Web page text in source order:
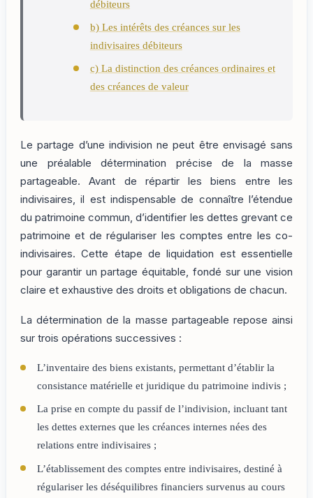
débiteurs
b) Les intérêts des créances sur les
indivisaires débiteurs
c) La distinction des créances ordinaires et
des créances de valeur
Le partage d’une indivision ne peut être envisagé sans
une préalable détermination précise de la masse
partageable. Avant de répartir les biens entre les
indivisaires, il est indispensable de connaître l’étendue
du patrimoine commun, d’identifier les dettes grevant ce
patrimoine et de régulariser les comptes entre les co-
indivisaires. Cette étape de liquidation est essentielle
pour garantir un partage équitable, fondé sur une vision
claire et exhaustive des droits et obligations de chacun.
La détermination de la masse partageable repose ainsi
sur trois opérations successives :
L’inventaire des biens existants, permettant d’établir la
consistance matérielle et juridique du patrimoine indivis ;
La prise en compte du passif de l’indivision, incluant tant
les dettes externes que les créances internes nées des
relations entre indivisaires ;
L’établissement des comptes entre indivisaires, destiné à
régulariser les déséquilibres financiers survenus au cours